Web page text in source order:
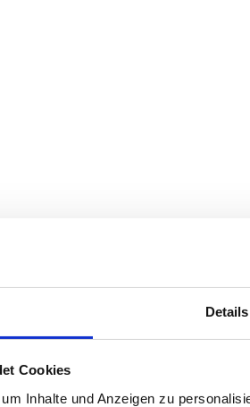
Details
Cookies
Inhalte und Anzeigen zu